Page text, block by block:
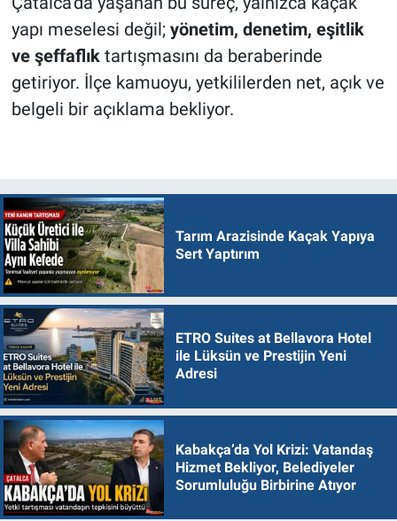
yapı meselesi değil; yönetim, denetim, eşitlik
ve şeffaflıktartışmasını da beraberinde
getiriyor. İlçe kamuoyu, yetkililerden net, açık ve
belgeli bir açıklama bekliyor.
Tarım Arazisinde Kaçak Yapıya
Sert Yaptırım
ETRO Suites at Bellavora Hotel
ile Lüksün ve Prestijin Yeni
Adresi
Kabakça’da Yol Krizi: Vatandaş
Hizmet Bekliyor, Belediyeler
Sorumluluğu Birbirine Atıyor